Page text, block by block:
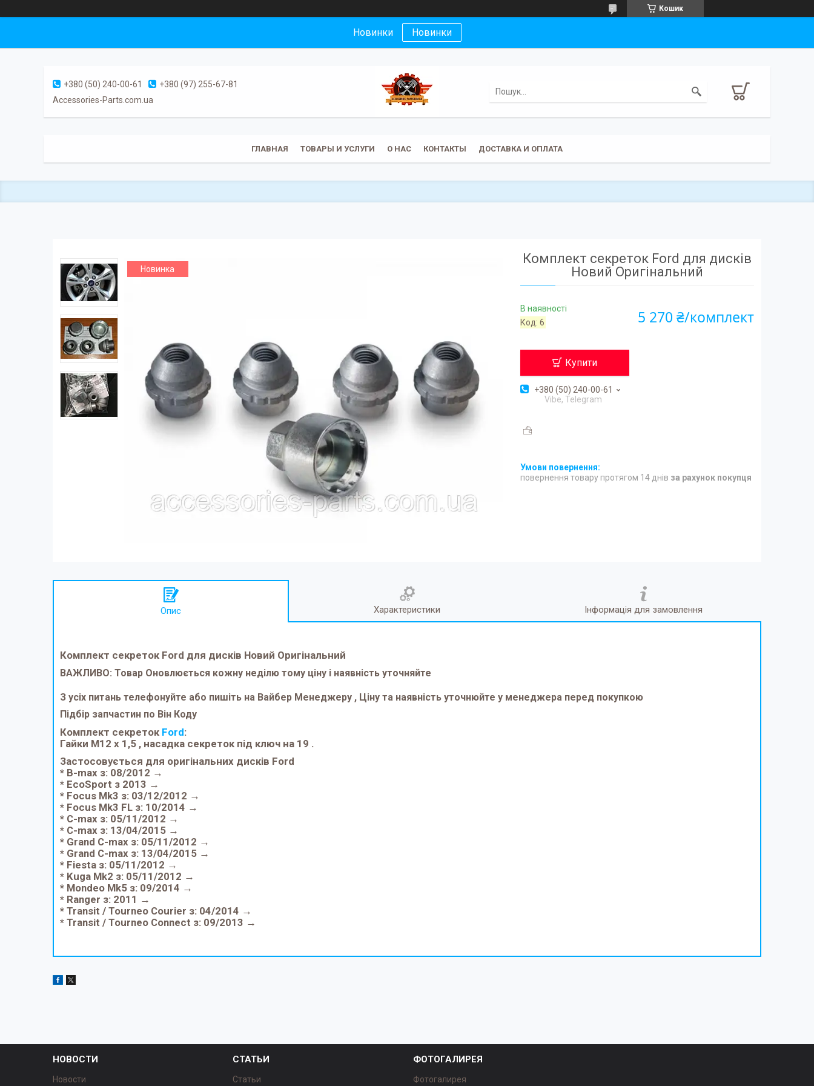
Кошик
Новинки Новинки
+380 (50) 240-00-61
+380 (97) 255-67-81
Accessories-Parts.com.ua
ГЛАВНАЯ ТОВАРЫ И УСЛУГИ О НАС КОНТАКТЫ ДОСТАВКА И ОПЛАТА
Новинка
Комплект секреток Ford для дисків
Новий Оригінальний
В наявності
Код:6 5 270 ₴/комплект
Купити
+380 (50) 240-00-61
Vibe, Telegram
повернення товару протягом 14 днів за рахунок покупця
Опис Характеристики Інформація для замовлення
Комплект секреток Ford для дисків Новий Оригінальний
ВАЖЛИВО: Товар Оновлюється кожну неділю тому ціну і наявність уточняйте
З усіх питань телефонуйте або пишіть на Вайбер Менеджеру , Ціну та наявність уточнюйте у менеджера перед покупкою
Підбір запчастин по Він Коду
Комплект секреток Ford:
Гайки M12 x 1,5 , насадка секреток під ключ на 19 .
Застосовується для оригінальних дисків Ford
* B-max з: 08/2012 →
* EcoSport з 2013 →
* Focus Mk3 з: 03/12/2012 →
* Focus Mk3 FL з: 10/2014 →
* C-max з: 05/11/2012 →
* C-max з: 13/04/2015 →
* Grand C-max з: 05/11/2012 →
* Grand C-max з: 13/04/2015 →
* Fiesta з: 05/11/2012 →
* Kuga Mk2 з: 05/11/2012 →
* Mondeo Mk5 з: 09/2014 →
* Ranger з: 2011 →
* Transit / Tourneo Courier з: 04/2014 →
* Transit / Tourneo Connect з: 09/2013 →
НОВОСТИ
Новости
СТАТЬИ
Статьи
ФОТОГАЛИРЕЯ
Фотогалирея